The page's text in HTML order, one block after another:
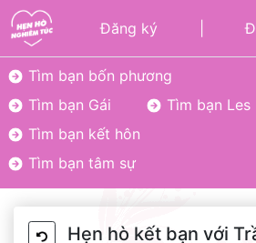
Đăng ký
Tìm bạn bốn phương
Tìm bạn Gái
Tìm bạn Les
Tìm bạn kết hôn
Tìm bạn tâm sự
Hẹn hò kết bạn với